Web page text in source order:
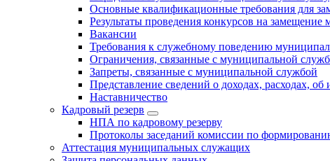
Основные квалификационные требования для
Результаты проведения конкурсов на
Вакансии
Требования к служебному поведению
Ограничения, связанные с муниципальной
Запреты, связанные с муниципальной службой
Представление сведений о доходах, расходах,
Наставничество
Кадровый резерв
НПА по кадровому резерву
Протоколы заседаний комиссии по
Аттестация муниципальных служащих